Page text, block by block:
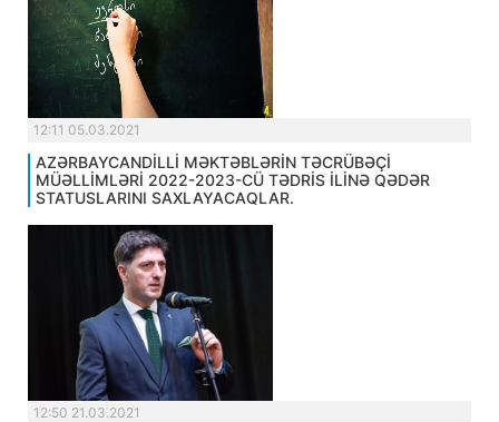
12:11 05.03.2021
AZƏRBAYCANDİLLİ MƏKTƏBLƏRİN TƏCRÜBƏÇİ
MÜƏLLİMLƏRİ 2022-2023-CÜ TƏDRİS İLİNƏ QƏDƏR
STATUSLARINI SAXLAYACAQLAR.
12:50 21.03.2021